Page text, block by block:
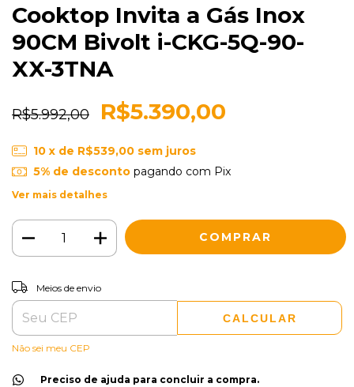
Cooktop Invita a Gás Inox
90CM Bivolt i-CKG-5Q-90-
XX-3TNA
R$5.992,00 R$5.390,00
10 x de R$539,00 sem juros
5% de descontopagando com Pix
Ver mais detalhes
Entregas para o CEP:
Meios de envio
CALCULAR
Não sei meu CEP
Preciso de ajuda para concluir a compra.